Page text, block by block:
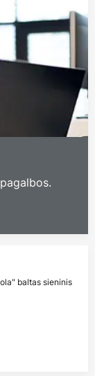
baltas sieninis